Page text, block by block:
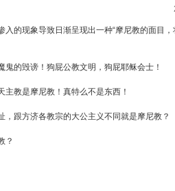
入的现象导致日渐呈现出一种“摩尼教的面目
鬼的毁谤！狗屁公教文明，狗屁耶稣会士！
主教是摩尼教！真特么不是东西！
，跟方济各教宗的大公主义不同就是摩尼教？
？